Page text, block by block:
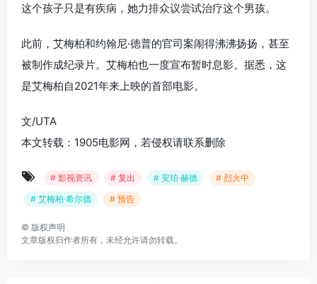
这个孩子只是有疾病，她力排众议尝试治疗这个男孩。
此前，艾梅柏和约翰尼·德普的官司案闹得沸沸扬扬，甚至
被制作成纪录片。艾梅柏也一度宣布暂时息影。据悉，这
是艾梅柏自2021年来上映的首部电影。
文/UTA
本文转载：1905电影网，若侵权请联系删除
# 影视资讯 # 复出 # 安珀·赫德
# 烈火中
# 艾梅柏·希尔德
# 预告
© 版权声明
文章版权归作者所有，未经允许请勿转载。